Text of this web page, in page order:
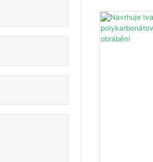
čirosti a
Akryl/
technikami,